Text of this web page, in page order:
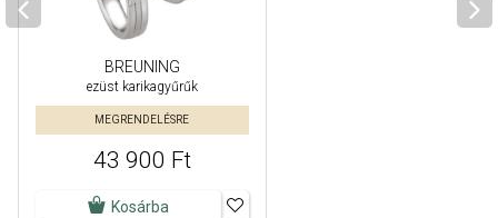
BREUNING
ezüst karikagyűrűk
MEGRENDELÉSRE
43 900 Ft
Kosárba